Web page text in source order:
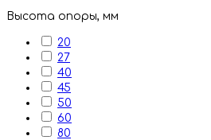
Высота опоры, мм
20
27
40
45
50
60
80